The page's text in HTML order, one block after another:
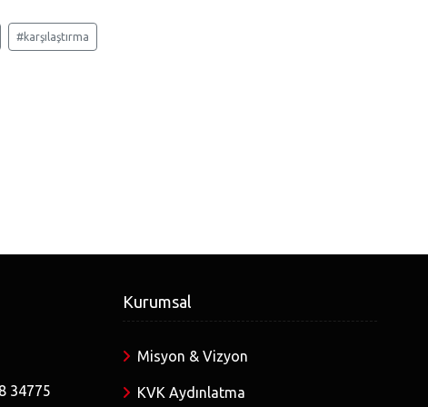
#karşılaştırma
34775
Kurumsal
Misyon & Vizyon
KVK Aydınlatma